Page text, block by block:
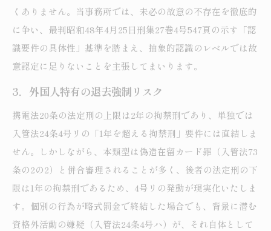
くありません。当事務所では、未必の故意の不存在を徹底的
に争い、最判昭和48年4月25日刑集27巻4号547頁の示す「認
識要件の具体性」基準を踏まえ、抽象的認識のレベルでは故
意認定に足りないことを主張してまいります。
3．外国人特有の退去強制リスク
携電法20条の法定刑の上限は2年の拘禁刑であり、単独では
入管法24条4号リの「1年を超える拘禁刑」要件には直結しま
せん。しかしながら、本類型は偽造在留カード罪（入管法73
条の2の2）と併合審理されることが多く、後者の法定刑の下
限は1年の拘禁刑であるため、4号リの発動が現実化いたしま
す。個別の行為が略式罰金で終結した場合でも、背景に潜む
資格外活動の嫌疑（入管法24条4号ハ）が、それ自体として